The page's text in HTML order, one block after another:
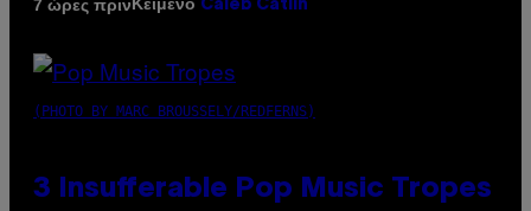
7 ώρες πρινΚείμενο Caleb Catlin
(PHOTO BY MARC BROUSSELY/REDFERNS)
3 Insufferable Pop Music Tropes